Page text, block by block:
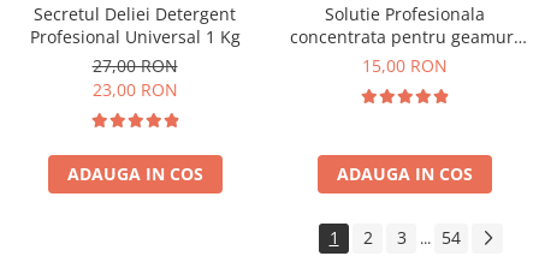
Secretul Deliei Detergent
Profesional Universal 1 Kg
27,00 RON
23,00 RON
ADAUGA IN COS
Solutie Profesionala
concentrata pentru geamuri
Gian 1000 ml
15,00 RON
ADAUGA IN COS
1 2 3 ... 54